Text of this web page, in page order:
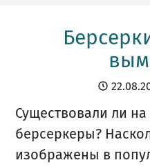
Существовали ли
берсеркеры?
изображены в